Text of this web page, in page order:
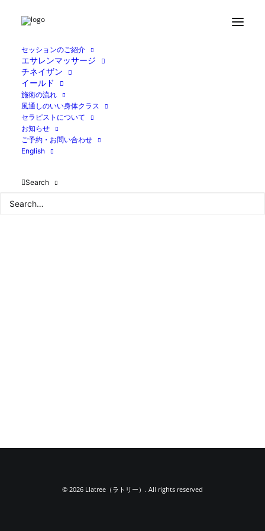
セッションのご紹介
エサレンマッサージ
チネイザン
イールド
施術の流れ
風通しのいい身体クラス
セラピストについて
お知らせ
ご予約・お問い合わせ
English
Search
© 2026 Llatree（ラトリー）. All rights reserved